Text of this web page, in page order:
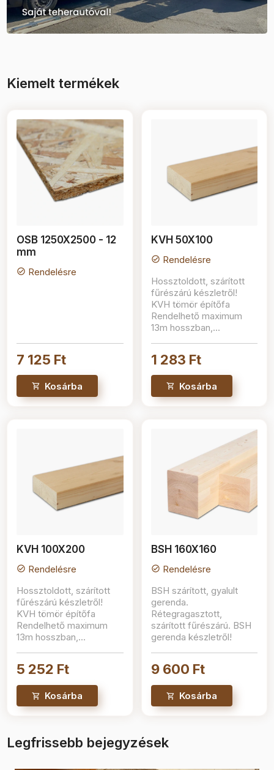
Kiemelt termékek
OSB 1250X2500 - 12
mm
check_circle Rendelésre
7 125 Ft
Kosárba
KVH 50X100
check_circle Rendelésre
Hossztoldott, szárított
fűrészárú készletről!
KVH tömör építőfa
Rendelhető maximum
13m hosszban,...
1 283 Ft
Kosárba
KVH 100X200
check_circle Rendelésre
Hossztoldott, szárított
fűrészárú készletről!
KVH tömör építőfa
Rendelhető maximum
13m hosszban,...
5 252 Ft
Kosárba
BSH 160X160
check_circle Rendelésre
BSH szárított, gyalult
gerenda.
Rétegragasztott,
szárított fűrészárú. BSH
gerenda készletről!
9 600 Ft
Kosárba
Legfrissebb bejegyzések